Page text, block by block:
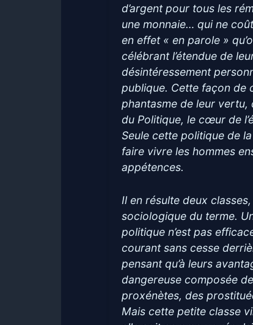
d’argent pour tous les
une monnaie… qui ne
en effet « en parole »
célébrant l’étendue de
désintéressement
publique. Cette façon de
phantasme de leur vertu,
du Politique, le cœur de
Seule cette politique de
faire vivre les hommes
appétences.
Il en résulte deux
sociologique du terme.
politique n’est pas
courant sans cesse
pensant qu’à leurs
dangereuse composée
proxénètes, des
Mais cette petite classe